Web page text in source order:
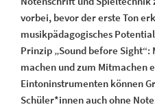
vorbei, bevor der erste Ton
musikpädagogisches
Prinzip „Sound before
machen und zum Mitmachen
Eintoninstrumenten können
Schüler*innen auch ohne